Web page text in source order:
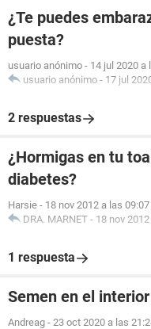
¿Te puedes
puesta?
usuario anónimo - 14 jul 2020 a
usuario anónimo - 17 jul
2 respuestas
¿Hormigas en tu
diabetes?
Harsie - 18 nov 2012 a las 09:07
DRA. MARNET - 18 nov
1 respuesta
Semen en el
Andreag - 23 oct 2020 a las